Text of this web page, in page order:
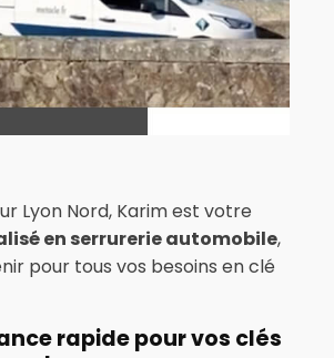
Lyon Nord, Karim est votre
en serrurerie automobile,
pour tous vos besoins en clé
rapide pour vos clés